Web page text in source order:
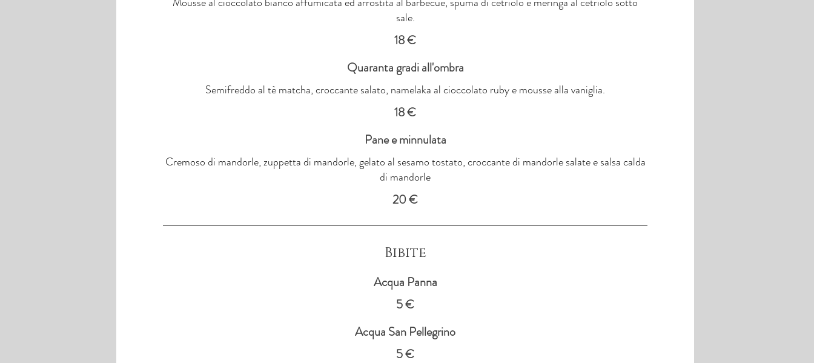
sale.
18 €
Quaranta gradi all'ombra
Semifreddo al tè matcha, croccante salato, namelaka al cioccolato ruby e mousse alla vaniglia.
18 €
Pane e minnulata
Cremoso di mandorle, zuppetta di mandorle, gelato al sesamo tostato, croccante di mandorle salate e salsa calda
di mandorle
20 €
Bibite
Acqua Panna
5 €
Acqua San Pellegrino
5 €